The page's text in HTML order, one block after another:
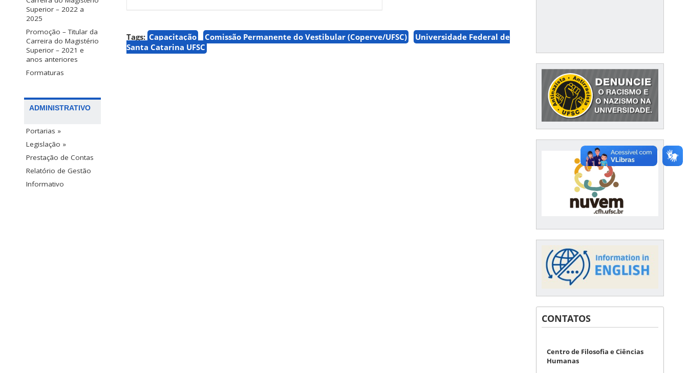
Superior – 2022 a
2025
Promoção – Titular da
Carreira do Magistério
Superior – 2021 e
anos anteriores
Formaturas
ADMINISTRATIVO
Portarias »
Legislação »
Prestação de Contas
Relatório de Gestão
Informativo
Tags: Capacitação Comissão Permanente do Vestibular (Coperve/UFSC)
Universidade Federal de
Santa Catarina UFSC
CONTATOS
Centro de Filosofia e Ciências
Humanas